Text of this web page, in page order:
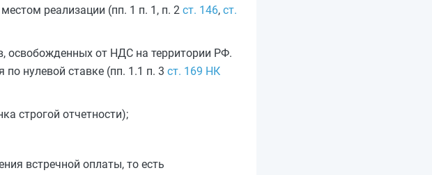
реализации (пп. 1 п. 1, п. 2 ст. 146, ст.
освобожденных от НДС на территории РФ.
нулевой ставке (пп. 1.1 п. 3 ст. 169 НК
строгой отчетности);
встречной оплаты, то есть